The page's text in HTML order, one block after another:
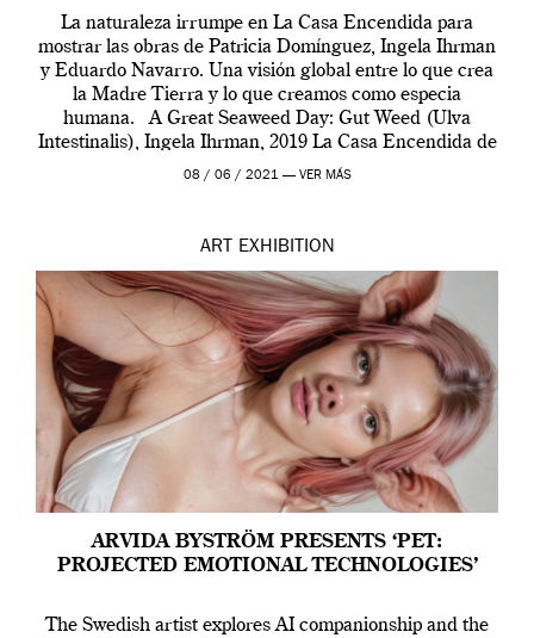
La naturaleza irrumpe en La Casa Encendida para
mostrar las obras de Patricia Domínguez, Ingela Ihrman
y Eduardo Navarro. Una visión global entre lo que crea
la Madre Tierra y lo que creamos como especia
humana. A Great Seaweed Day: Gut Weed (Ulva
Intestinalis), Ingela Ihrman, 2019 La Casa Encendida de
Madrid y la Wellcome […]
08 / 06 / 2021 — VER MÁS
ART EXHIBITION
ARVIDA BYSTRÖM PRESENTS ‘PET:
PROJECTED EMOTIONAL TECHNOLOGIES’
The Swedish artist explores AI companionship and the